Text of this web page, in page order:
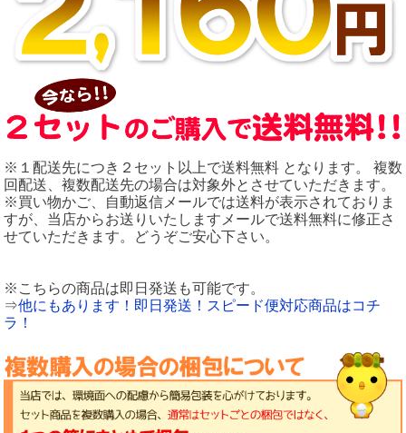
※１配送先につき２セット以上で送料無料 となります。 複数
回配送、複数配送先の場合は対象外とさせていただきます。
※買い物かご、自動返信メールでは送料が表示されておりま
すが、当店からお送りいたしますメールで送料無料に修正さ
せていただきます。どうぞご安心下さい。
※こちらの商品は即日発送も可能です。
⇒他にもあります！即日発送！スピード便対応商品はコチ
ラ！